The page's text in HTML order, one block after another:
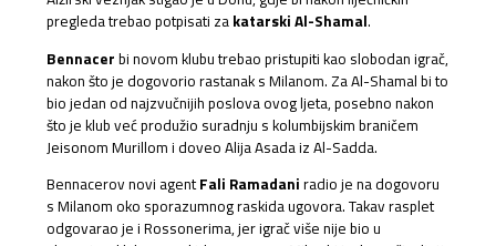
pregleda trebao potpisati za katarski Al-Shamal.
Bennacerbi novom klubu trebao pristupiti kao slobodan igrač,
nakon što je dogovorio rastanak s Milanom. Za Al-Shamal bi to
bio jedan od najzvučnijih poslova ovog ljeta, posebno nakon
što je klub već produžio suradnju s kolumbijskim braničem
Jeisonom Murillom i doveo Alija Asada iz Al-Sadda.
Bennacerov novi agentFali Ramadani radio je na dogovoru
s Milanom oko sporazumnog raskida ugovora. Takav rasplet
odgovarao je i Rossonerima, jer igrač više nije bio u